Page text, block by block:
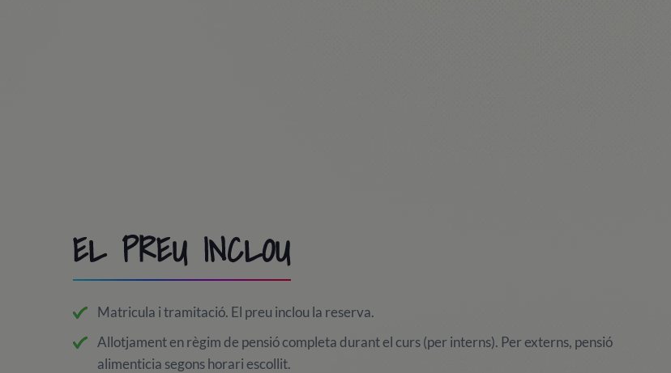
EL PREU INCLOU
Matricula i tramitació. El preu inclou la reserva.
Allotjament en règim de pensió completa durant el curs (per interns). Per externs, pensió
alimenticia segons horari escollit.